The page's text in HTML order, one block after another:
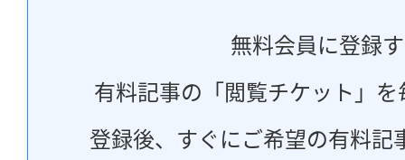
無料会員に登録
有料記事の「閲覧チケット」
登録後、すぐにご希望の有料記